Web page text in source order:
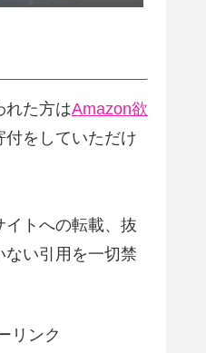
DIY
れた方はAmazon欲
付をしていただけ
トへの転載、抜
い引用を一切禁
リンク